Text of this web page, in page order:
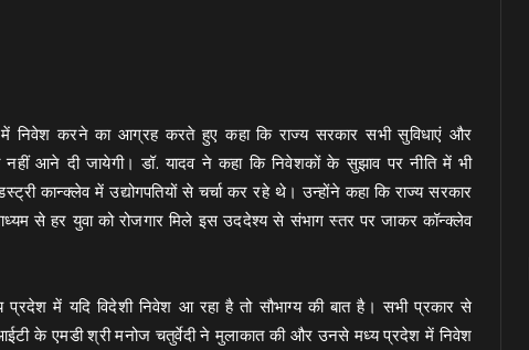
निवेश करने का आग्रह करते हुए कहा कि राज्य सरकार सभी सुविधाएं और
आने दी जायेगी। डॉ. यादव ने कहा कि निवेशकों के सुझाव पर नीति में भी
कान्क्लेव में उद्योगपतियों से चर्चा कर रहे थे। उन्होंने कहा कि राज्य सरकार
से हर युवा को रोजगार मिले इस उददेश्य से संभाग स्तर पर जाकर कॉन्क्लेव
प्रदेश में यदि विदेशी निवेश आ रहा है तो सौभाग्य की बात है। सभी प्रकार से
के एमडी श्री मनोज चतुर्वेदी ने मुलाकात की और उनसे मध्य प्रदेश में निवेश